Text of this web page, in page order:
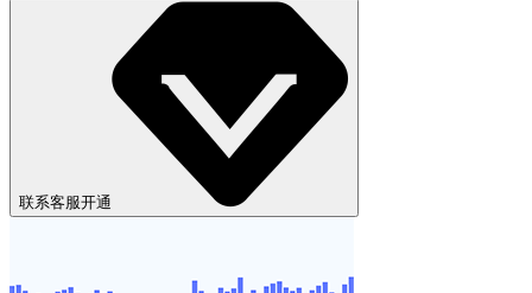
联系客服开通